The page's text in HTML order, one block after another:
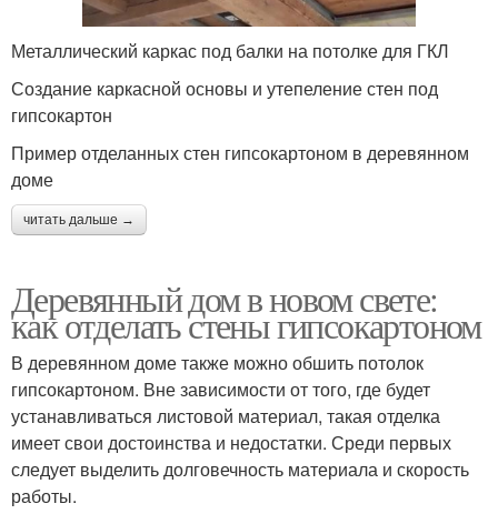
Металлический каркас под балки на потолке для ГКЛ
Создание каркасной основы и утепеление стен под
гипсокартон
Пример отделанных стен гипсокартоном в деревянном
доме
читать дальше →
Деревянный дом в новом свете:
как отделать стены гипсокартоном
В деревянном доме также можно обшить потолок
гипсокартоном. Вне зависимости от того, где будет
устанавливаться листовой материал, такая отделка
имеет свои достоинства и недостатки. Среди первых
следует выделить долговечность материала и скорость
работы.